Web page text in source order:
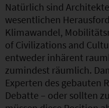
Natürlich sind
wesentlichen
Klimawandel,
of Civilizations and
entweder inhärent
zumindest räumlich.
Experten des gebauten
Debatte – oder sollten